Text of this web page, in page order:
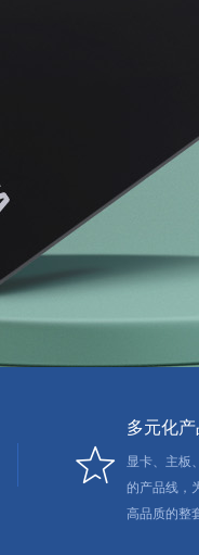
多元化
显卡、主板
的产品线，
高品质的整
ꄃ